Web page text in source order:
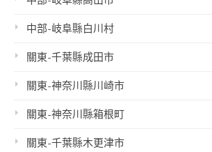
中部-岐阜縣白川村
關東-千葉縣成田市
關東-神奈川縣川崎市
關東-神奈川縣箱根町
關東-千葉縣木更津市